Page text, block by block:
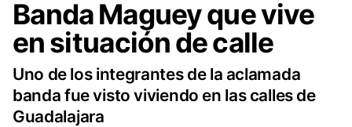
Banda Maguey que vive
en situación de calle
Uno de los integrantes de la aclamada
banda fue visto viviendo en las calles de
Guadalajara